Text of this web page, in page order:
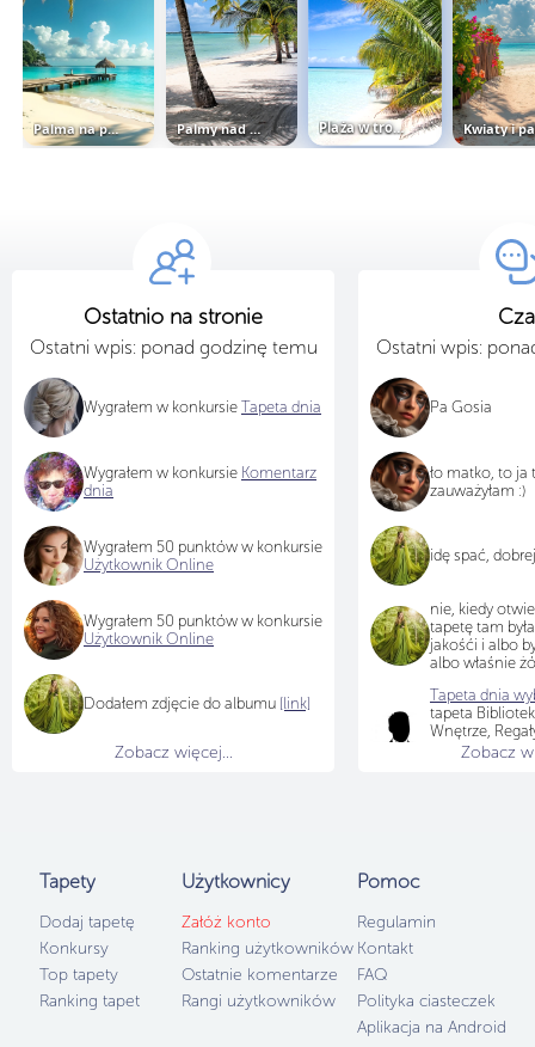
Palma na plaży i pomost nad morzem Palmy nad brzegiem morza Plaża w tropikach
Ostatnio na stronie
Ostatni wpis: ponad godzinę temu
Wygrałem w konkursie Tapeta dnia
Wygrałem w konkursie Komentarz
dnia
Wygrałem 50 punktów w konkursie
Użytkownik Online
Wygrałem 50 punktów w konkursie
Użytkownik Online
Dodałem zdjęcie do albumu [link]
Zobacz więcej...
Ostatni wpis:
Pa Gosia
ło matko, to ja
zauważyłam :)
idę spać,
nie, kiedy
tapetę tam
jakośći i albo
albo właśnie
Tapeta dnia
tapeta
Wnętrze,
Fotel, Biurko,
Zobacz
Tapety
Dodaj tapetę
Konkursy
Top tapety
Ranking tapet
Użytkownicy
Załóż konto
Ranking użytkowników
Ostatnie komentarze
Rangi użytkowników
Pomoc
Regulamin
Kontakt
FAQ
Polityka ciasteczek
Aplikacja na Android